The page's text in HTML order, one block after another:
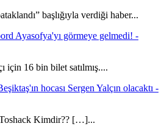
başlığıyla verdiği haber...
Ayasofya'yı görmeye gelmedi! -
için 16 bin bilet satılmış....
hocası Sergen Yalçın olacaktı -
Kimdir?? […]...